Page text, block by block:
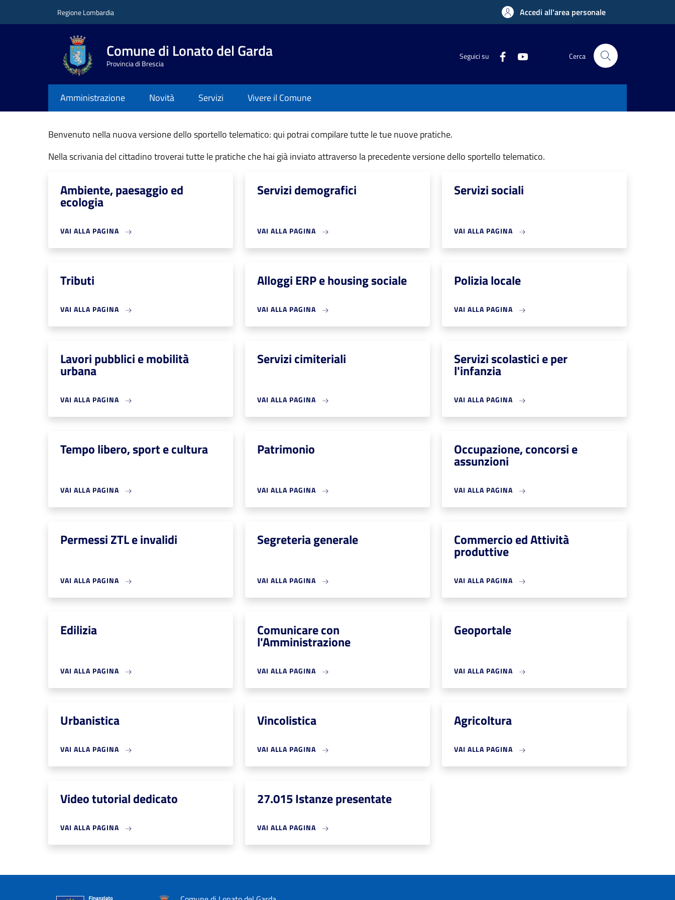
Regione Lombardia Accedi all'area personale
Comune di Lonato del Garda
Provincia di Brescia
Seguici su Cerca
Amministrazione Novità Servizi Vivere il Comune
Benvenuto nella nuova versione dello sportello telematico: qui potrai compilare tutte le tue nuove pratiche.
Nella scrivania del cittadino troverai tutte le pratiche che hai già inviato attraverso la precedente versione dello sportello telematico.
Ambiente, paesaggio ed
ecologia
VAI ALLA PAGINA
Servizi demografici
VAI ALLA PAGINA
Servizi sociali
VAI ALLA PAGINA
Tributi
VAI ALLA PAGINA
Alloggi ERP e housing sociale
VAI ALLA PAGINA
Polizia locale
VAI ALLA PAGINA
Lavori pubblici e mobilità
urbana
VAI ALLA PAGINA
Servizi cimiteriali
VAI ALLA PAGINA
Servizi scolastici e per
l'infanzia
VAI ALLA PAGINA
Tempo libero, sport e cultura
VAI ALLA PAGINA
Patrimonio
VAI ALLA PAGINA
Occupazione, concorsi e
assunzioni
VAI ALLA PAGINA
Permessi ZTL e invalidi
VAI ALLA PAGINA
Segreteria generale
VAI ALLA PAGINA
Commercio ed Attività
produttive
VAI ALLA PAGINA
Edilizia
VAI ALLA PAGINA
Comunicare con
l'Amministrazione
VAI ALLA PAGINA
Geoportale
VAI ALLA PAGINA
Urbanistica
VAI ALLA PAGINA
Vincolistica
VAI ALLA PAGINA
Agricoltura
VAI ALLA PAGINA
Video tutorial dedicato
VAI ALLA PAGINA
27.015 Istanze presentate
VAI ALLA PAGINA